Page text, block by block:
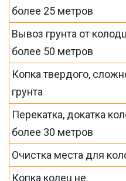
более 25 метров
Вывоз грунта от
более 50 метров
Копка твердого,
грунта
Перекатка, докатка
более 30 метров
Очистка места для
Копка колец не